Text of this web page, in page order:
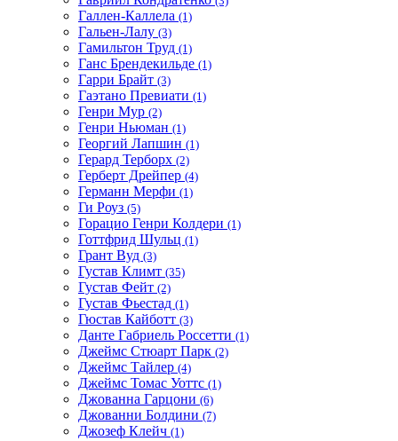
Галлен-Каллела (1)
Гальен-Лалу (3)
Гамильтон Труд (1)
Ганс Брендекильде (1)
Гарри Брайт (3)
Гаэтано Превиати (1)
Генри Мур (2)
Генри Ньюман (1)
Георгий Лапшин (1)
Герард Терборх (2)
Герберт Дрейпер (4)
Германн Мерфи (1)
Ги Роуз (5)
Горацио Генри Колдери (1)
Готтфрид Шульц (1)
Грант Вуд (3)
Густав Климт (35)
Густав Фейт (2)
Густав Фьестад (1)
Гюстав Кайботт (3)
Данте Габриель Россетти (1)
Джеймс Стюарт Парк (2)
Джеймс Тайлер (4)
Джеймс Томас Уоттс (1)
Джованна Гарцони (6)
Джованни Болдини (7)
Джозеф Клейч (1)